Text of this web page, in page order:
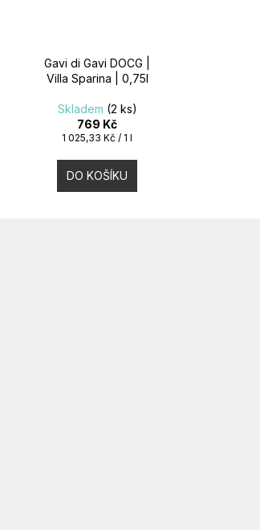
Gavi di Gavi DOCG |
Villa Sparina | 0,75l
Skladem (2 ks)
769 Kč
Měrná
1 025,33 Kč / 1 l
DO KOŠÍKU